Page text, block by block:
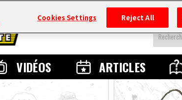
VIDÉOS ARTICLES
Cookies Settings Reject All